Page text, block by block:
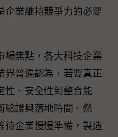
企業維持競爭力的必要
場焦點，各大科技企業
界普遍認為，若要真正
性、安全性到整合能
驗證與落地時間。然
待企業慢慢準備，製造